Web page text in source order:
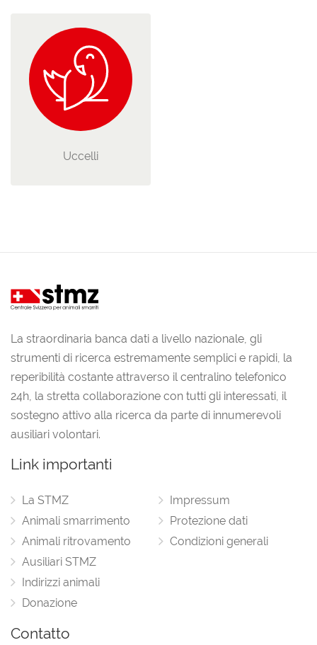
Uccelli
La straordinaria banca dati a livello nazionale, gli
strumenti di ricerca estremamente semplici e rapidi, la
reperibilità costante attraverso il centralino telefonico
24h, la stretta collaborazione con tutti gli interessati, il
sostegno attivo alla ricerca da parte di innumerevoli
ausiliari volontari.
Link importanti
La STMZ
Animali smarrimento
Animali ritrovamento
Ausiliari STMZ
Indirizzi animali
Donazione
Impressum
Protezione dati
Condizioni generali
Contatto